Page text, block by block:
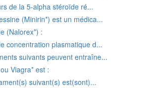
de la 5-alpha stéroïde ré...
(Minirin*) est un médica...
(Nalorex*) :
concentration plasmatique d...
suivants peuvent entraîne...
Viagra* est :
suivant(s) est(sont)...